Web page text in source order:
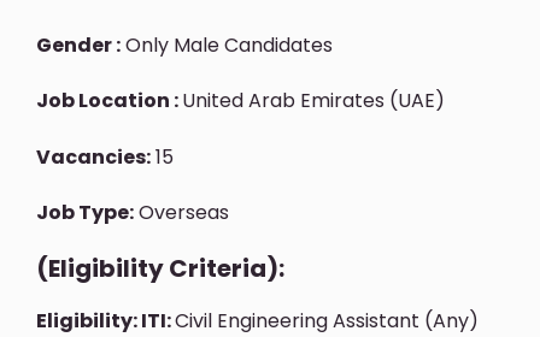
Gender :Only Male Candidates
Job Location :United Arab Emirates (UAE)
Vacancies:15
Job Type:Overseas
(Eligibility Criteria):
Eligibility: ITI:Civil Engineering Assistant (Any)